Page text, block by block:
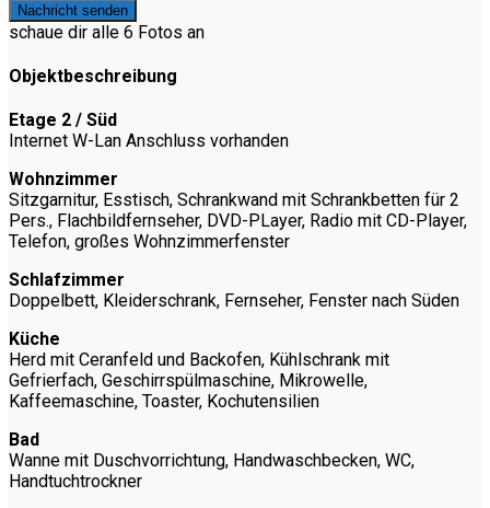
Nachricht senden
schaue dir alle 6 Fotos an
Objektbeschreibung
Etage 2 / Süd
Internet W-Lan Anschluss vorhanden
Wohnzimmer
Sitzgarnitur, Esstisch, Schrankwand mit Schrankbetten für 2
Pers., Flachbildfernseher, DVD-PLayer, Radio mit CD-Player,
Telefon, großes Wohnzimmerfenster
Schlafzimmer
Doppelbett, Kleiderschrank, Fernseher, Fenster nach Süden
Küche
Herd mit Ceranfeld und Backofen, Kühlschrank mit
Gefrierfach, Geschirrspülmaschine, Mikrowelle,
Kaffeemaschine, Toaster, Kochutensilien
Bad
Wanne mit Duschvorrichtung, Handwaschbecken, WC,
Handtuchtrockner